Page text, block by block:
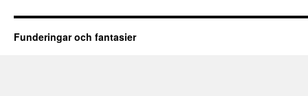
Funderingar och fantasier